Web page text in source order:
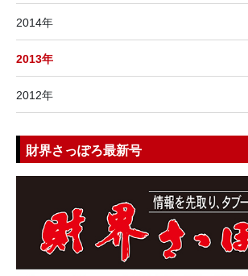
2014年
2013年
2012年
財界さっぽろ最新号